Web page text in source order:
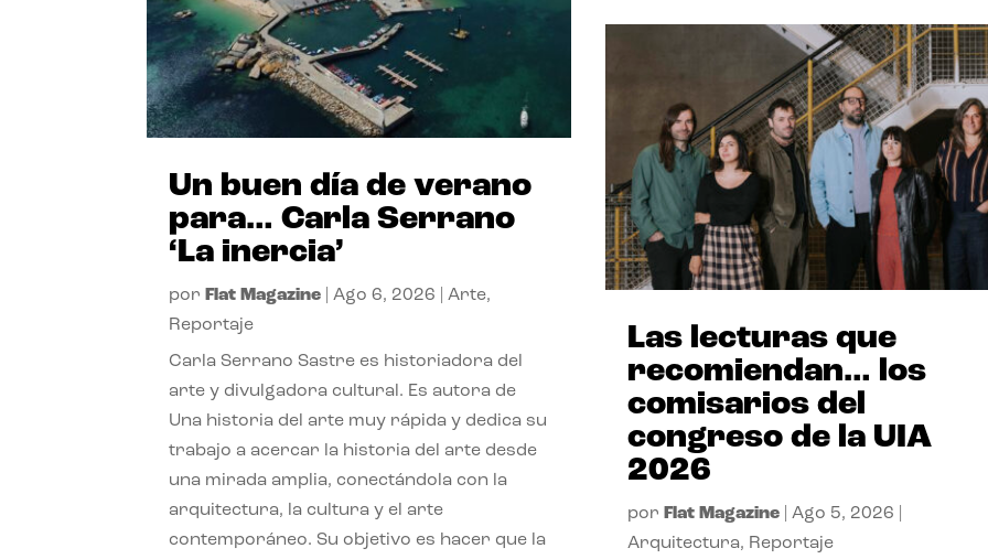
Un buen día de verano
para… Carla Serrano
‘La inercia’
por Flat Magazine |Ago 6, 2026 |Arte,
Reportaje
Carla Serrano Sastre es historiadora del
arte y divulgadora cultural. Es autora de
Una historia del arte muy rápida y dedica su
trabajo a acercar la historia del arte desde
una mirada amplia, conectándola con la
arquitectura, la cultura y el arte
contemporáneo. Su objetivo es hacer que la
Las lecturas que
recomiendan… los
comisarios del
congreso de la UIA
2026
por Flat Magazine| Ago 5, 2026
Arquitectura, Reportaje